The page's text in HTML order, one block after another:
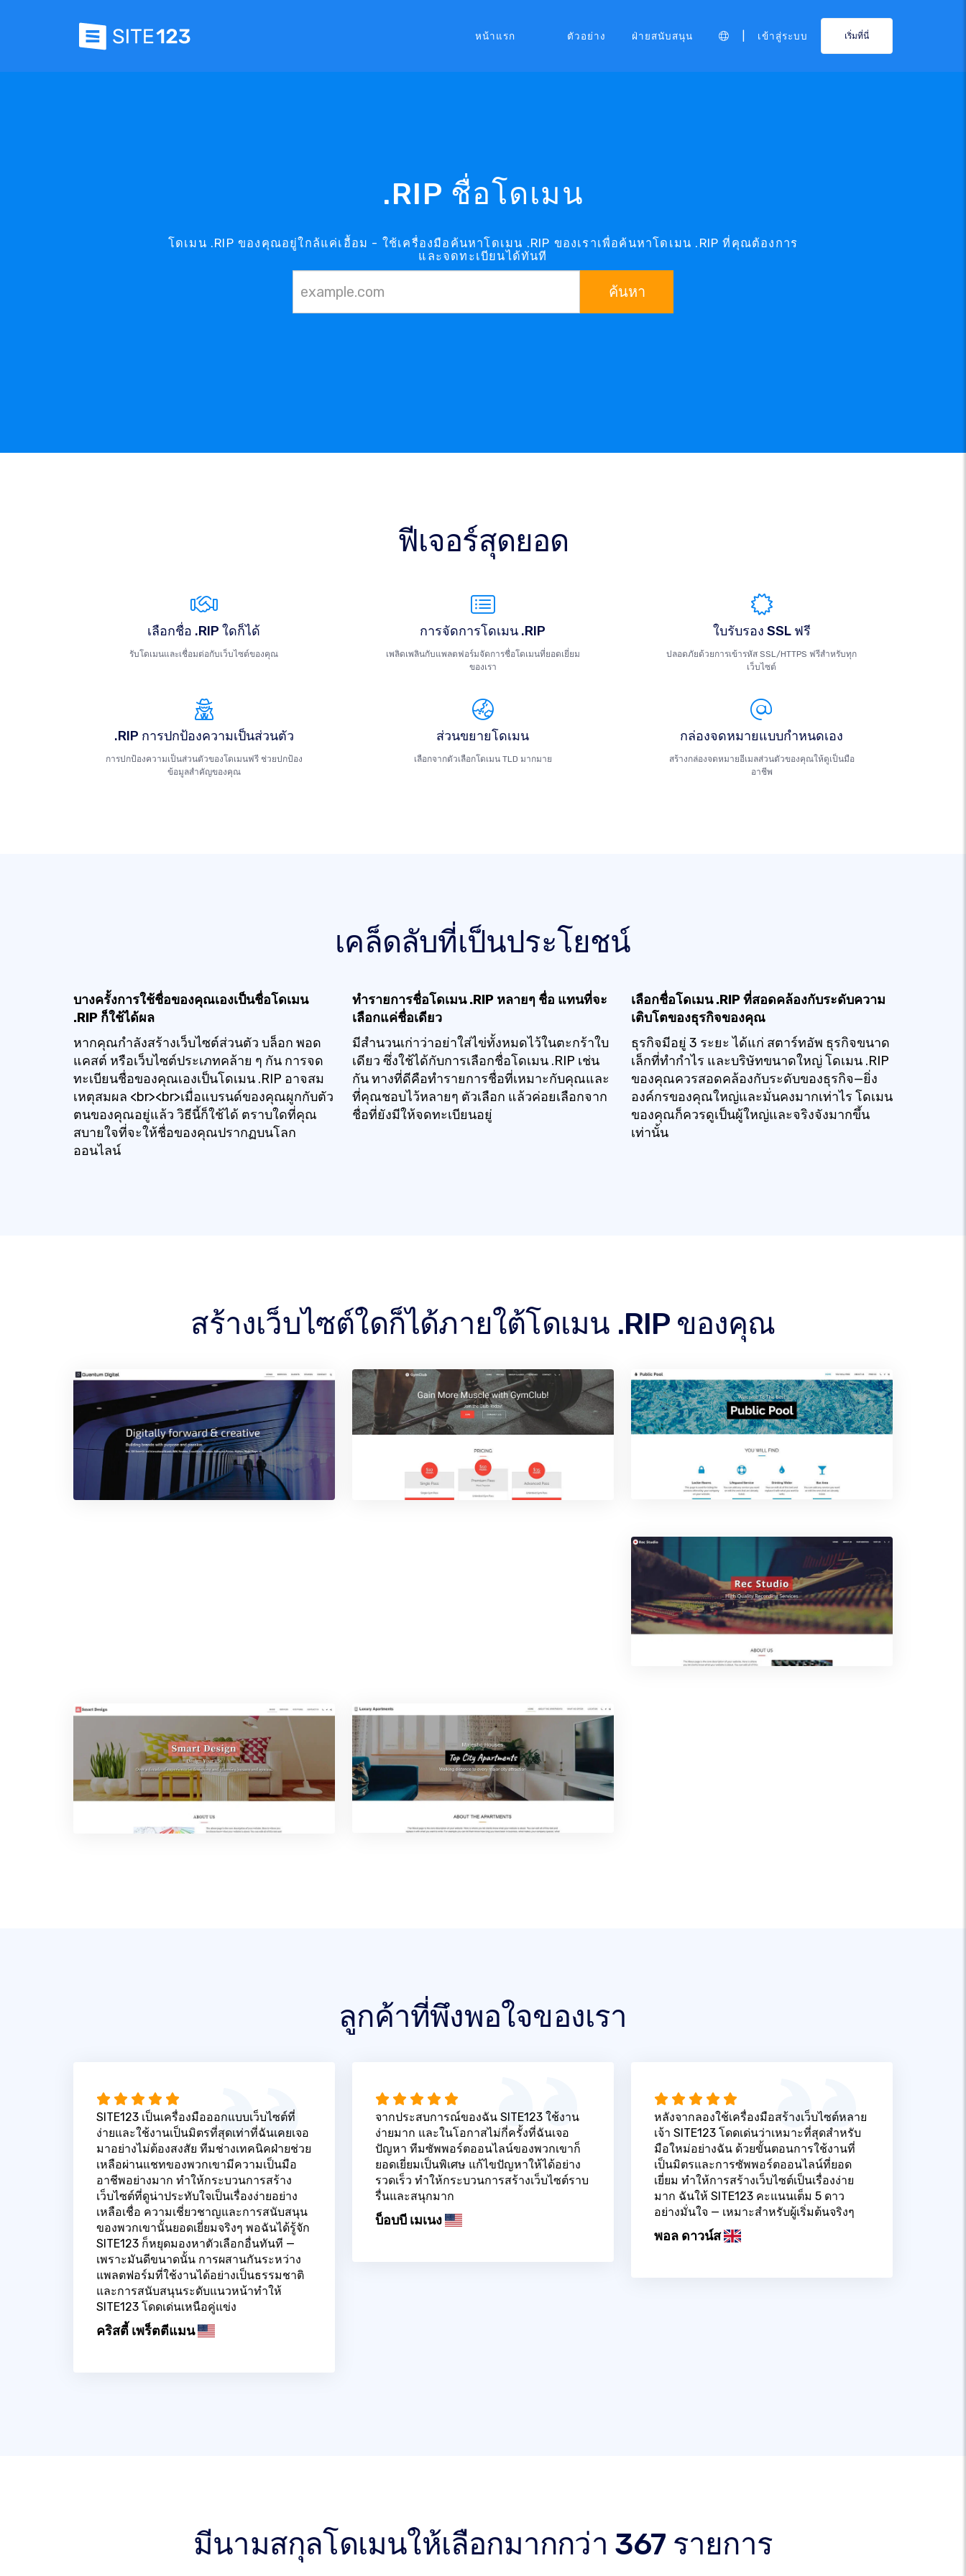
หน้าแรก ตัวอย่าง ฝ่ายสนับสนุน เข้าสู่ระบบ เริ่มที่นี่
.RIP ชื่อโดเมน
โดเมน .RIP ของคุณอยู่ใกล้แค่เอื้อม - ใช้เครื่องมือค้นหาโดเมน .RIP ของเราเพื่อค้นหาโดเมน .RIP ที่คุณต้องการ
และจดทะเบียนได้ทันที
ค้นหา
ฟีเจอร์สุดยอด
เลือกชื่อ .RIP ใดก็ได้
รับโดเมนและเชื่อมต่อกับเว็บไซต์ของคุณ
การจัดการโดเมน .RIP
เพลิดเพลินกับแพลตฟอร์มจัดการชื่อโดเมนที่ยอดเยี่ยม
ของเรา
ใบรับรอง SSL ฟรี
ปลอดภัยด้วยการเข้ารหัส SSL/HTTPS ฟรีสำหรับทุก
เว็บไซต์
.RIP การปกป้องความเป็นส่วนตัว
การปกป้องความเป็นส่วนตัวของโดเมนฟรี ช่วยปกป้อง
ข้อมูลสำคัญของคุณ
ส่วนขยายโดเมน
เลือกจากตัวเลือกโดเมน TLD มากมาย
กล่องจดหมายแบบกำหนดเอง
สร้างกล่องจดหมายอีเมลส่วนตัวของคุณให้ดูเป็นมือ
อาชีพ
เคล็ดลับที่เป็นประโยชน์
บางครั้งการใช้ชื่อของคุณเองเป็นชื่อโดเมน
.RIP ก็ใช้ได้ผล
หากคุณกำลังสร้างเว็บไซต์ส่วนตัว บล็อก พอด
แคสต์ หรือเว็บไซต์ประเภทคล้าย ๆ กัน การจด
ทะเบียนชื่อของคุณเองเป็นโดเมน .RIP อาจสม
เหตุสมผล <br><br>เมื่อแบรนด์ของคุณผูกกับตัว
ตนของคุณอยู่แล้ว วิธีนี้ก็ใช้ได้ ตราบใดที่คุณ
สบายใจที่จะให้ชื่อของคุณปรากฏบนโลก
ออนไลน์
ทำรายการชื่อโดเมน .RIP หลายๆ ชื่อ แทนที่จะ
เลือกแค่ชื่อเดียว
มีสำนวนเก่าว่าอย่าใส่ไข่ทั้งหมดไว้ในตะกร้าใบ
เดียว ซึ่งใช้ได้กับการเลือกชื่อโดเมน .RIP เช่น
กัน ทางที่ดีคือทำรายการชื่อที่เหมาะกับคุณและ
ที่คุณชอบไว้หลายๆ ตัวเลือก แล้วค่อยเลือกจาก
ชื่อที่ยังมีให้จดทะเบียนอยู่
เลือกชื่อโดเมน .RIP ที่สอดคล้องกับระดับความ
เติบโตของธุรกิจของคุณ
ธุรกิจมีอยู่ 3 ระยะ ได้แก่ สตาร์ทอัพ ธุรกิจขนาด
เล็กที่ทำกำไร และบริษัทขนาดใหญ่ โดเมน .RIP
ของคุณควรสอดคล้องกับระดับของธุรกิจ—ยิ่ง
องค์กรของคุณใหญ่และมั่นคงมากเท่าไร โดเมน
ของคุณก็ควรดูเป็นผู้ใหญ่และจริงจังมากขึ้น
เท่านั้น
สร้างเว็บไซต์ใดก็ได้ภายใต้โดเมน .RIP ของคุณ
ลูกค้าที่พึงพอใจของเรา
SITE123 เป็นเครื่องมือออกแบบเว็บไซต์ที่
ง่ายและใช้งานเป็นมิตรที่สุดเท่าที่ฉันเคยเจอ
มาอย่างไม่ต้องสงสัย ทีมช่างเทคนิคฝ่ายช่วย
เหลือผ่านแชทของพวกเขามีความเป็นมือ
อาชีพอย่างมาก ทำให้กระบวนการสร้าง
เว็บไซต์ที่ดูน่าประทับใจเป็นเรื่องง่ายอย่าง
เหลือเชื่อ ความเชี่ยวชาญและการสนับสนุน
ของพวกเขานั้นยอดเยี่ยมจริงๆ พอฉันได้รู้จัก
SITE123 ก็หยุดมองหาตัวเลือกอื่นทันที —
เพราะมันดีขนาดนั้น การผสานกันระหว่าง
แพลตฟอร์มที่ใช้งานได้อย่างเป็นธรรมชาติ
และการสนับสนุนระดับแนวหน้าทำให้
SITE123 โดดเด่นเหนือคู่แข่ง
คริสตี้ เพร็ตตีแมน
จากประสบการณ์ของฉัน SITE123 ใช้งาน
ง่ายมาก และในโอกาสไม่กี่ครั้งที่ฉันเจอ
ปัญหา ทีมซัพพอร์ตออนไลน์ของพวกเขาก็
ยอดเยี่ยมเป็นพิเศษ แก้ไขปัญหาให้ได้อย่าง
รวดเร็ว ทำให้กระบวนการสร้างเว็บไซต์ราบ
รื่นและสนุกมาก
บ็อบบี เมเนง
หลังจากลองใช้เครื่องมือสร้างเว็บไซต์หลาย
เจ้า SITE123 โดดเด่นว่าเหมาะที่สุดสำหรับ
มือใหม่อย่างฉัน ด้วยขั้นตอนการใช้งานที่
เป็นมิตรและการซัพพอร์ตออนไลน์ที่ยอด
เยี่ยม ทำให้การสร้างเว็บไซต์เป็นเรื่องง่าย
มาก ฉันให้ SITE123 คะแนนเต็ม 5 ดาว
อย่างมั่นใจ — เหมาะสำหรับผู้เริ่มต้นจริงๆ
พอล ดาวน์ส
มีนามสกุลโดเมนให้เลือกมากกว่า 367 รายการ